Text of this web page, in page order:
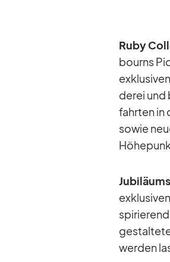
Ruby
bourns
de­rei und
fahr­ten in
so­wie
wer­den